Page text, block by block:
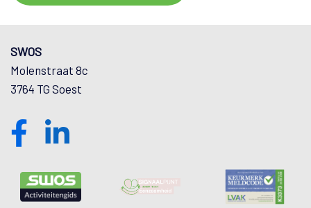
SWOS
Molenstraat 8c
3764 TG Soest